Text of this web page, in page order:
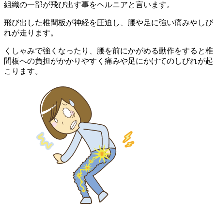
組織の一部が飛び出す事をヘルニアと言います。
飛び出した椎間板が神経を圧迫し、腰や足に強い痛みやしび
れが走ります。
くしゃみで強くなったり、腰を前にかがめる動作をすると椎
間板への負担がかかりやすく痛みや足にかけてのしびれが起
こります。